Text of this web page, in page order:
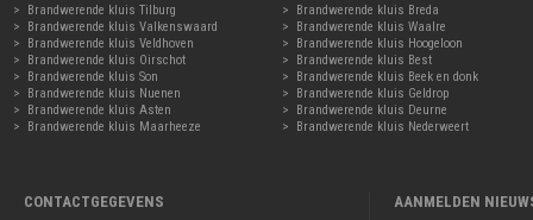
Brandwerende kluis Tilburg
Brandwerende kluis Breda
Brandwerende kluis Valkenswaard
Brandwerende kluis Waalre
Brandwerende kluis Veldhoven
Brandwerende kluis Hoogeloon
Brandwerende kluis Oirschot
Brandwerende kluis Best
Brandwerende kluis Son
Brandwerende kluis Beek en donk
Brandwerende kluis Nuenen
Brandwerende kluis Geldrop
Brandwerende kluis Asten
Brandwerende kluis Deurne
Brandwerende kluis Maarheeze
Brandwerende kluis Nederweert
CONTACTGEGEVENS AANMELDEN